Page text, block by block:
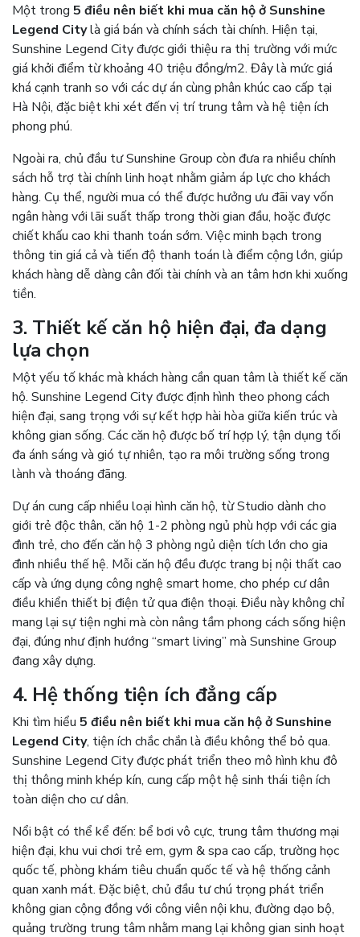
Một trong 5 điều nên biết khi mua căn hộ ở Sunshine
Legend Citylà giá bán và chính sách tài chính. Hiện tại,
Sunshine Legend City được giới thiệu ra thị trường với mức
giá khởi điểm từ khoảng 40 triệu đồng/m2. Đây là mức giá
khá cạnh tranh so với các dự án cùng phân khúc cao cấp tại
Hà Nội, đặc biệt khi xét đến vị trí trung tâm và hệ tiện ích
phong phú.
Ngoài ra, chủ đầu tư Sunshine Group còn đưa ra nhiều chính
sách hỗ trợ tài chính linh hoạt nhằm giảm áp lực cho khách
hàng. Cụ thể, người mua có thể được hưởng ưu đãi vay vốn
ngân hàng với lãi suất thấp trong thời gian đầu, hoặc được
chiết khấu cao khi thanh toán sớm. Việc minh bạch trong
thông tin giá cả và tiến độ thanh toán là điểm cộng lớn, giúp
khách hàng dễ dàng cân đối tài chính và an tâm hơn khi xuống
tiền.
3. Thiết kế căn hộ hiện đại, đa dạng
lựa chọn
Một yếu tố khác mà khách hàng cần quan tâm là thiết kế căn
hộ. Sunshine Legend City được định hình theo phong cách
hiện đại, sang trọng với sự kết hợp hài hòa giữa kiến trúc và
không gian sống. Các căn hộ được bố trí hợp lý, tận dụng tối
đa ánh sáng và gió tự nhiên, tạo ra môi trường sống trong
lành và thoáng đãng.
Dự án cung cấp nhiều loại hình căn hộ, từ Studio dành cho
giới trẻ độc thân, căn hộ 1-2 phòng ngủ phù hợp với các gia
đình trẻ, cho đến căn hộ 3 phòng ngủ diện tích lớn cho gia
đình nhiều thế hệ. Mỗi căn hộ đều được trang bị nội thất cao
cấp và ứng dụng công nghệ smart home, cho phép cư dân
điều khiển thiết bị điện tử qua điện thoại. Điều này không chỉ
mang lại sự tiện nghi mà còn nâng tầm phong cách sống hiện
đại, đúng như định hướng “smart living” mà Sunshine Group
đang xây dựng.
4. Hệ thống tiện ích đẳng cấp
Khi tìm hiểu 5 điều nên biết khi mua căn hộ ở Sunshine
Legend City, tiện ích chắc chắn là điều không thể bỏ qua.
Sunshine Legend City được phát triển theo mô hình khu đô
thị thông minh khép kín, cung cấp một hệ sinh thái tiện ích
toàn diện cho cư dân.
Nổi bật có thể kể đến: bể bơi vô cực, trung tâm thương mại
hiện đại, khu vui chơi trẻ em, gym & spa cao cấp, trường học
quốc tế, phòng khám tiêu chuẩn quốc tế và hệ thống cảnh
quan xanh mát. Đặc biệt, chủ đầu tư chú trọng phát triển
không gian cộng đồng với công viên nội khu, đường dạo bộ,
quảng trường trung tâm nhằm mang lại không gian sinh hoạt